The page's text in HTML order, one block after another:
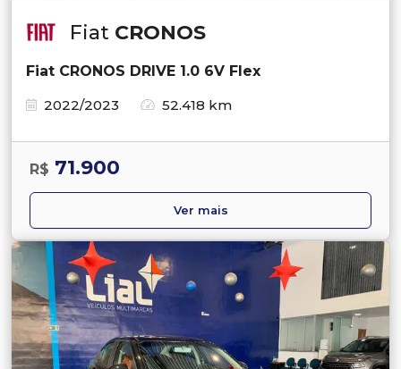
Fiat CRONOS
Fiat CRONOS DRIVE 1.0 6V Flex
2022/2023
52.418 km
R$ 71.900
Ver mais